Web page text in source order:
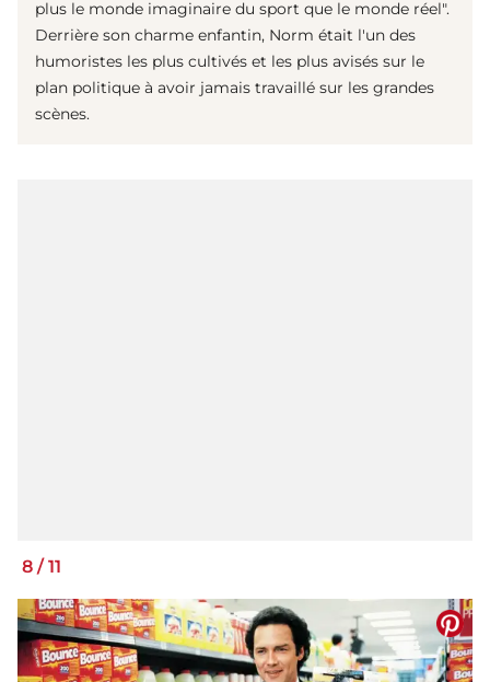
plus le monde imaginaire du sport que le monde réel".
Derrière son charme enfantin, Norm était l'un des
humoristes les plus cultivés et les plus avisés sur le
plan politique à avoir jamais travaillé sur les grandes
scènes.
8 / 11